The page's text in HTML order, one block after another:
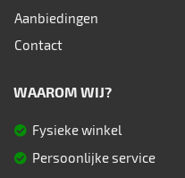
Aanbiedingen
Contact
WAAROM WIJ?
Fysieke winkel
Persoonlijke service